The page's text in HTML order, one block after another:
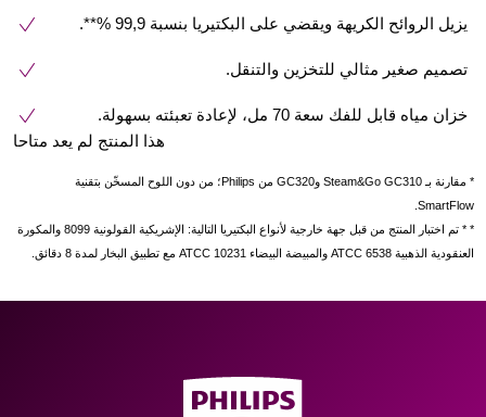
يزيل الروائح الكريهة ويقضي على البكتيريا بنسبة 99,9 %**.
تصميم صغير مثالي للتخزين والتنقل.
خزان مياه قابل للفك سعة 70 مل، لإعادة تعبئته بسهولة.
هذا المنتج لم يعد متاحا
* مقارنة بـ Steam&Go GC310 وGC320 من Philips؛ من دون اللوح المسخّن بتقنية
SmartFlow.
* * تم اختبار المنتج من قبل جهة خارجية لأنواع البكتيريا التالية: الإشريكية القولونية 8099 والمكورة
العنقودية الذهبية ATCC 6538 والمبيضة البيضاء ATCC 10231 مع تطبيق البخار لمدة 8 دقائق.